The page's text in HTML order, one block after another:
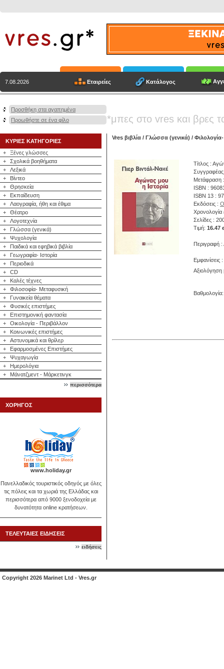
7.08.2026 Εταιρείες Κατάλογος
Προσθήκη στα αγαπημένα
Προωθήστε σε ένα φίλο
*μπες στο vres και βρες
ΚΥΡΙΕΣ ΚΑΤΗΓΟΡΙΕΣ
+
Ξένες γλώσσες
+
Σχολικά βοηθήματα
+
Λεξικά
+
Βίντεο
+
Θρησκεία
+
Εκπαίδευση
+
Λαογραφία, ήθη και έθιμα
+
Θέατρο
+
Λογοτεχνία
+
Γλώσσα (γενικά)
+
Ψυχολογία
+
Παιδικά και εφηβικά βιβλία
+
Γεωγραφία- Ιστορία
+
Περιοδικά
+
CD
+
Καλές τέχνες
+
Φιλοσοφία- Μεταφυσική
+
Γυναικεία θέματα
+
Φυσικές επιστήμες
+
Επιστημονική φαντασία
+
Οικολογία - Περιβάλλον
+
Κοινωνικές επιστήμες
+
Αστυνομικά και θρίλερ
+
Εφαρμοσμένες Επιστήμες
+
Ψυχαγωγία
+
Ημερολόγια
+
Μάνατζμεντ - Μάρκετινγκ
περισσότερα
ΧΟΡΗΓΟΣ
www.holiday.gr
Πανελλαδικός τουριστικός οδηγός με όλες
τις πόλεις και τα χωριά της Ελλάδας και
περισσότερα από 9000 ξενοδοχεία με
δυνατότητα online κρατήσεων.
ΤΕΛΕΥΤΑΙΕΣ ΕΙΔΗΣΕΙΣ
ειδήσεις
Vres βιβλία / Γλώσσα (γενικά) /
Τίτλος :
Μετάφραση
ISBN :
ISBN 13 :
Εκδόσεις :
Σελίδες :
Τιμή: 16.47
Περιγραφή :
Εμφανίσεις
Αξιολόγηση
Copyright 2026 Marinet Ltd - Vres.gr